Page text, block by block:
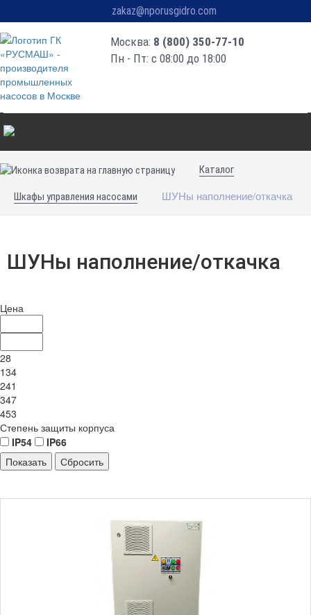
zakaz@nporusgidro.com
Москва: 8 (800) 350-77-10
Пн - Пт: с 08:00 до 18:00
Каталог
Шкафы управления насосами ШУНы наполнение/откачка
ШУНы наполнение/откачка
Цена
28
134
241
347
453
Степень защиты корпуса
IP54
IP66